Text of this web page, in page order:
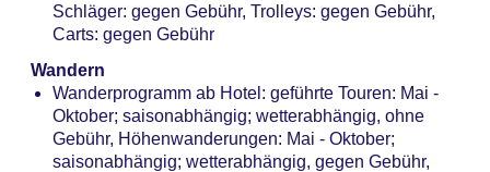
Schläger: gegen Gebühr, Trolleys: gegen Gebühr,
Carts: gegen Gebühr
Wandern
Wanderprogramm ab Hotel: geführte Touren: Mai -
Oktober; saisonabhängig; wetterabhängig, ohne
Gebühr, Höhenwanderungen: Mai - Oktober;
saisonabhängig; wetterabhängig, gegen Gebühr,